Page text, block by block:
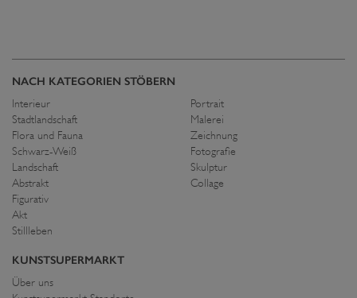
NACH KATEGORIEN STÖBERN
Interieur
Stadtlandschaft
Flora und Fauna
Schwarz-Weiß
Landschaft
Abstrakt
Figurativ
Akt
Stillleben
Portrait
Malerei
Zeichnung
Fotografie
Skulptur
Collage
KUNSTSUPERMARKT
Über uns